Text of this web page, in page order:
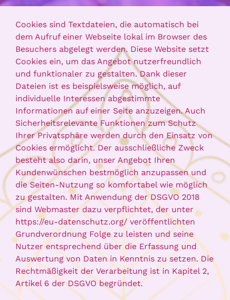
Cookies sind Textdateien, die automatisch bei
dem Aufruf einer Webseite lokal im Browser des
Besuchers abgelegt werden. Diese Website setzt
Cookies ein, um das Angebot nutzerfreundlich
und funktionaler zu gestalten. Dank dieser
Dateien ist es beispielsweise möglich, auf
individuelle Interessen abgestimmte
Informationen auf einer Seite anzuzeigen. Auch
Sicherheitsrelevante Funktionen zum Schutz
Ihrer Privatsphäre werden durch den Einsatz von
Cookies ermöglicht. Der ausschließliche Zweck
besteht also darin, unser Angebot Ihren
Kundenwünschen bestmöglich anzupassen und
die Seiten-Nutzung so komfortabel wie möglich
zu gestalten. Mit Anwendung der DSGVO 2018
sind Webmaster dazu verpflichtet, der unter
https://eu-datenschutz.org/ veröffentlichten
Grundverordnung Folge zu leisten und seine
Nutzer entsprechend über die Erfassung und
Auswertung von Daten in Kenntnis zu setzen. Die
Rechtmäßigkeit der Verarbeitung ist in Kapitel 2,
Artikel 6 der DSGVO begründet.